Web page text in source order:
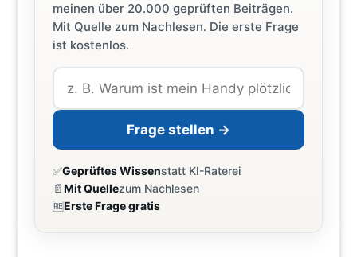
meinen über 20.000 geprüften Beiträgen.
Mit Quelle zum Nachlesen. Die erste Frage
ist kostenlos.
Frage stellen →
✅Geprüftes Wissenstatt KI-Raterei
📄Mit Quellezum Nachlesen
🆓Erste Frage gratis